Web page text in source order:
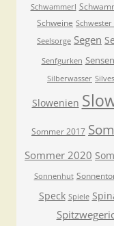
Schwammerl
Schweine
Seelsorge Segen
Senfgurken Sensen
Silberwasser
Slowenien
Sommer 2017
Sommer 2020
Sonnenhut
Speck Spiele